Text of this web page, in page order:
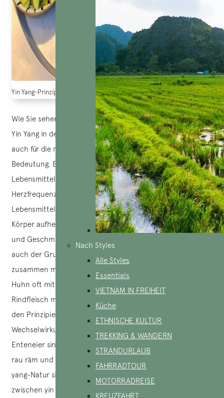
Nach Styles
Alle Styles
Essentials
VIETNAM IN FREIHEIT
Küche
ETHNISCHE KULTUR
TREKKING & WANDERN
STRANDURLAUB
FAHRRADTOUR
MOTORRADREISE
KREUZFAHRT
Yin Yang-Prinzip beim vietnamesischen Essen (Quelle: Chau Ngoc)
Wie Sie sehen können, befriedigt das Gleichgewicht von
Yin Yang in der Küche nicht nur den Appetit, sondern ist
auch für die menschliche Gesundheit von entscheidender
Bedeutung. Ein übermäßiger Verzehr von Yin-
Lebensmitteln verlangsamt den Stoffwechsel und die
Herzfrequenz, während ein übermäßiger Verzehr von Yang-
Lebensmitteln die Herzfrequenz beschleunigt und den
Körper aufheizt. Aus diesem Grund sind Ausgewogenheit
und Geschmackskombinationen immer wichtig. Das ist
auch der Grund, warum Sie oft befruchtete Enteneier
zusammen mit rau răm und Pfeffersalz sehen, warum
Huhn oft mit Zitronengrasblättern gegart wird und warum
Rindfleisch mit Knoblauch serviert wird. All das beruht auf
den Prinzipien von Yin und Yang und den harmonischen
Wechselwirkungen zwischen den Zutaten. Befruchtete
Enteneier sind von kalter – yin-Natur, sie sollten daher mit
rau răm und Pfeffersalz verzehrt werden, die von warmer –
yang-Natur sind, um ein harmonisches Gleichgewicht
zwischen yin und yang zu gewährleisten.